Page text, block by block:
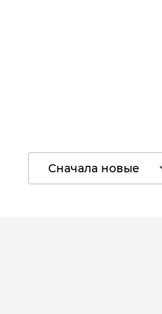
Сначала новые